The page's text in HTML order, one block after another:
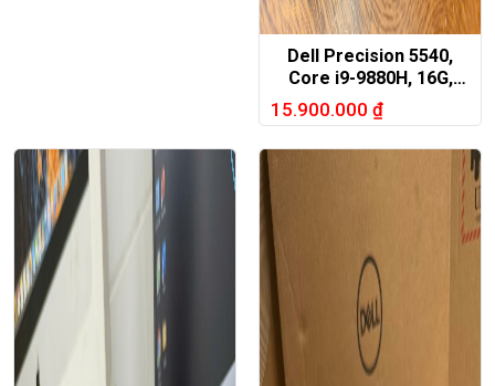
Dell Precision 5540,
Core i9-9880H, 16G,
512G, T2000, 15.6in 4K
touch
15.900.000 ₫